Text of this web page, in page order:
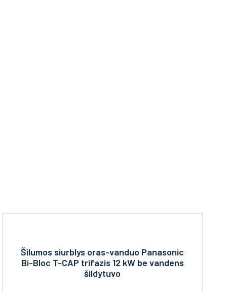
Šilumos siurblys oras-vanduo Panasonic
Bi-Bloc T-CAP trifazis 12 kW be vandens
šildytuvo